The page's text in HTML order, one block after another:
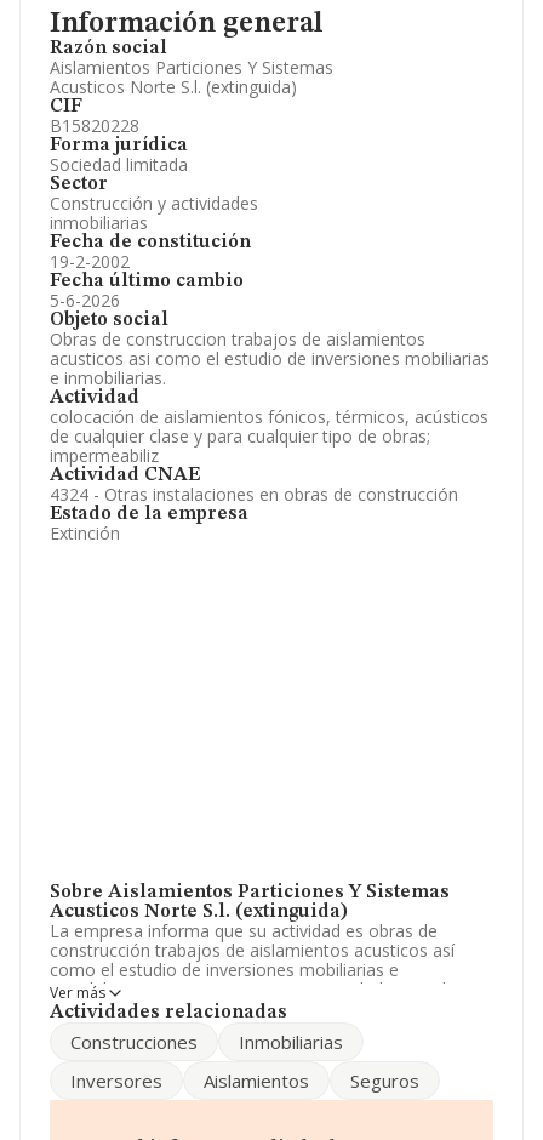
Información general
Razón social
Aislamientos Particiones Y Sistemas
Acusticos Norte S.l. (extinguida)
CIF
B15820228
Forma jurídica
Sociedad limitada
Sector
Construcción y actividades
inmobiliarias
Fecha de constitución
19-2-2002
Fecha último cambio
5-6-2026
Objeto social
Obras de construccion trabajos de aislamientos
acusticos asi como el estudio de inversiones mobiliarias
e inmobiliarias.
Actividad
colocación de aislamientos fónicos, térmicos, acústicos
de cualquier clase y para cualquier tipo de obras;
impermeabiliz
Actividad CNAE
4324 - Otras instalaciones en obras de construcción
Estado de la empresa
Extinción
Sobre Aislamientos Particiones Y Sistemas
Acusticos Norte S.l. (extinguida)
La empresa informa que su actividad es obras de
construcción trabajos de aislamientos acusticos así
como el estudio de inversiones mobiliarias e
inmobiliarias. La empresa es una Sociedad Limitada. La
actividad de referencia CNAE corresponde a '%cnae%',
mercados exteriores.
Teniendo en cuenta la información disponible en
INFORMA, ha dispuesto de un número de empleados
Ver más
Actividades relacionadas
Construcciones
Inmobiliarias
Inversores
Aislamientos Seguros
Accionistas.
Participaciones y Vinculaciones en otras empresas.
Artículos de prensa publicados sobre la empresa.
Información oficial y registral complementaria.